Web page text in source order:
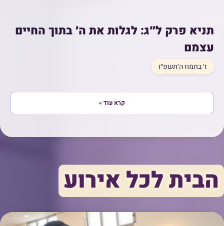
תניא פרק ל״ג: לגלות את ה׳ בתוך החיים
עצמם
ז׳ בתמוז ה׳תשפ״ו
קרא עוד »
הבית לכל אירוע